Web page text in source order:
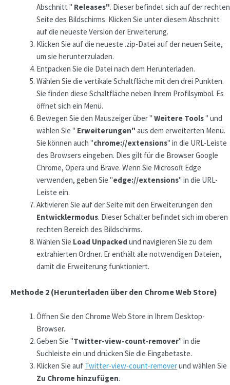
Abschnitt " Releases". Dieser befindet sich auf der rechten
Seite des Bildschirms. Klicken Sie unter diesem Abschnitt
auf die neueste Version der Erweiterung.
Klicken Sie auf die neueste .zip-Datei auf der neuen Seite,
um sie herunterzuladen.
Entpacken Sie die Datei nach dem Herunterladen.
Wählen Sie die vertikale Schaltfläche mit den drei Punkten.
Sie finden diese Schaltfläche neben Ihrem Profilsymbol. Es
öffnet sich ein Menü.
Bewegen Sie den Mauszeiger über " Weitere Tools" und
wählen Sie " Erweiterungen" aus dem erweiterten Menü.
Sie können auch "chrome://extensions" in die URL-Leiste
des Browsers eingeben. Dies gilt für die Browser Google
Chrome, Opera und Brave. Wenn Sie Microsoft Edge
verwenden, geben Sie "edge://extensions" in die URL-
Leiste ein.
Aktivieren Sie auf der Seite mit den Erweiterungen den
Entwicklermodus. Dieser Schalter befindet sich im oberen
rechten Bereich des Bildschirms.
Wählen Sie Load Unpacked und navigieren Sie zu dem
extrahierten Ordner. Er enthält alle notwendigen Dateien,
damit die Erweiterung funktioniert.
Methode 2 (Herunterladen über den Chrome Web Store)
Öffnen Sie den Chrome Web Store in Ihrem Desktop-
Browser.
Geben Sie "Twitter-view-count-remover" in die
Suchleiste ein und drücken Sie die Eingabetaste.
Klicken Sie auf Twitter-view-count-removerund wählen Sie
Zu Chrome hinzufügen.